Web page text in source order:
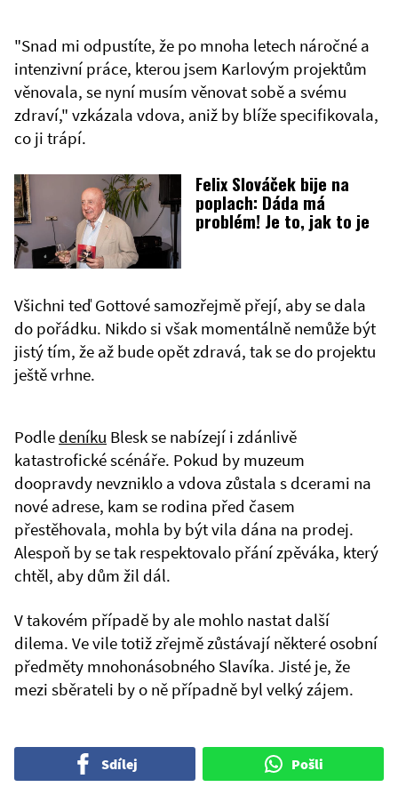
"Snad mi odpustíte, že po mnoha letech náročné a
intenzivní práce, kterou jsem Karlovým projektům
věnovala, se nyní musím věnovat sobě a svému
zdraví," vzkázala vdova, aniž by blíže specifikovala,
co ji trápí.
Felix Slováček bije na
poplach: Dáda má
problém! Je to, jak to je
Všichni teď Gottové samozřejmě přejí, aby se dala
do pořádku. Nikdo si však momentálně nemůže být
jistý tím, že až bude opět zdravá, tak se do projektu
ještě vrhne.
Podle deníku Blesk se nabízejí i zdánlivě
katastrofické scénáře. Pokud by muzeum
doopravdy nevzniklo a vdova zůstala s dcerami na
nové adrese, kam se rodina před časem
přestěhovala, mohla by být vila dána na prodej.
Alespoň by se tak respektovalo přání zpěváka, který
chtěl, aby dům žil dál.
V takovém případě by ale mohlo nastat další
dilema. Ve vile totiž zřejmě zůstávají některé osobní
předměty mnohonásobného Slavíka. Jisté je, že
mezi sběrateli by o ně případně byl velký zájem.
Sdílej Pošli